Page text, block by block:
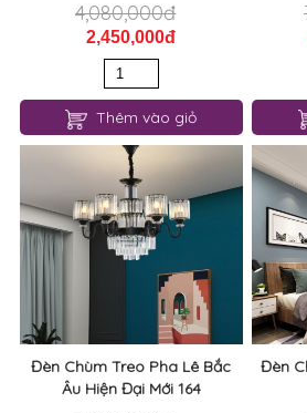
4,080,000đ
2,450,000đ
Thêm vào giỏ
Đèn Chùm Treo Pha Lê Bắc
Âu Hiện Đại Mới 164
Đèn